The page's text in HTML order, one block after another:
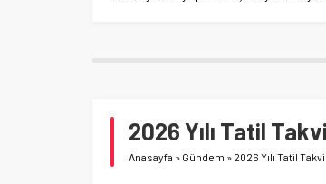
2026 Yılı Tatil
Anasayfa » Gündem » 2026 Yılı Tatil